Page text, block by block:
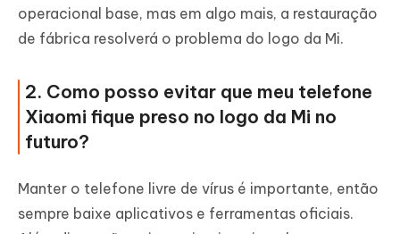
operacional base, mas em algo mais, a restauração
de fábrica resolverá o problema do logo da Mi.
2. Como posso evitar que meu telefone
Xiaomi fique preso no logo da Mi no
futuro?
Manter o telefone livre de vírus é importante, então
sempre baixe aplicativos e ferramentas oficiais.